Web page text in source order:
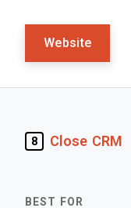
Website
8 Close CRM